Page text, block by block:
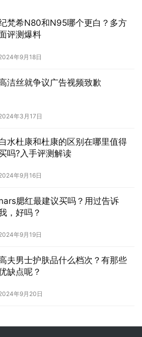
梵希N80和N95哪个更白？多方
评测爆料
年9月18日
洁丝就争议广告视频致歉
年3月17日
水杜康和杜康的区别在哪里值得
吗?入手评测解读
年9月16日
腮红最建议买吗？用过告诉
，好吗？
年9月19日
夫男士护肤品什么档次？有那些
缺点呢？
年9月20日